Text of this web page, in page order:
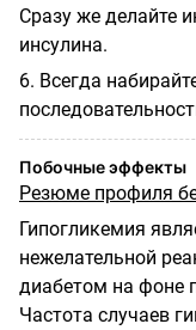
Сразу же делайте
инсулина.
6. Всегда
Побочные эффекты
Резюме профиля
Гипогликемия
нежелательной
диабетом на фоне
Частота случаев